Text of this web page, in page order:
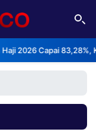
2026 Capai 83,28%,